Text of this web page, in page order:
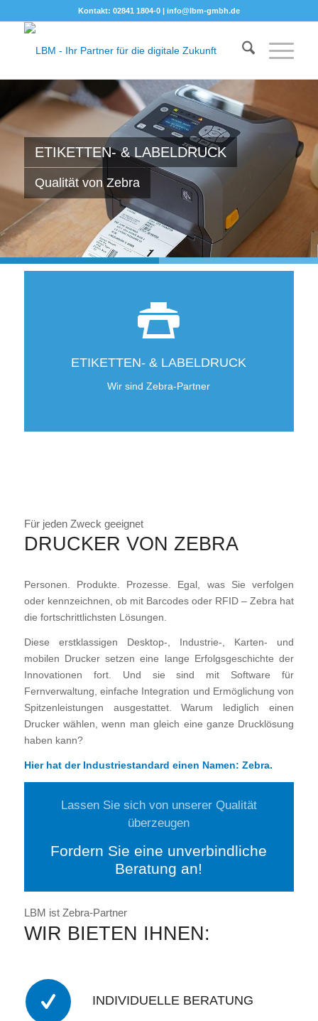
Kontakt: 02841 1804-0 | info@lbm-gmbh.de
ETIKETTEN- & LABELDRUCK
Qualität von Zebra
ETIKETTEN- & LABELDRUCK
Wir sind Zebra-Partner
Für jeden Zweck geeignet
DRUCKER VON ZEBRA
Personen. Produkte. Prozesse. Egal, was Sie verfolgen
oder kennzeichnen, ob mit Barcodes oder RFID – Zebra hat
die fortschrittlichsten Lösungen.
Diese erstklassigen Desktop-, Industrie-, Karten- und
mobilen Drucker setzen eine lange Erfolgsgeschichte der
Innovationen fort. Und sie sind mit Software für
Fernverwaltung, einfache Integration und Ermöglichung von
Spitzenleistungen ausgestattet. Warum lediglich einen
Drucker wählen, wenn man gleich eine ganze Drucklösung
haben kann?
Hier hat der Industriestandard einen Namen: Zebra.
Lassen Sie sich von unserer Qualität
überzeugen
Fordern Sie eine unverbindliche
Beratung an!
LBM ist Zebra-Partner
WIR BIETEN IHNEN:
INDIVIDUELLE BERATUNG